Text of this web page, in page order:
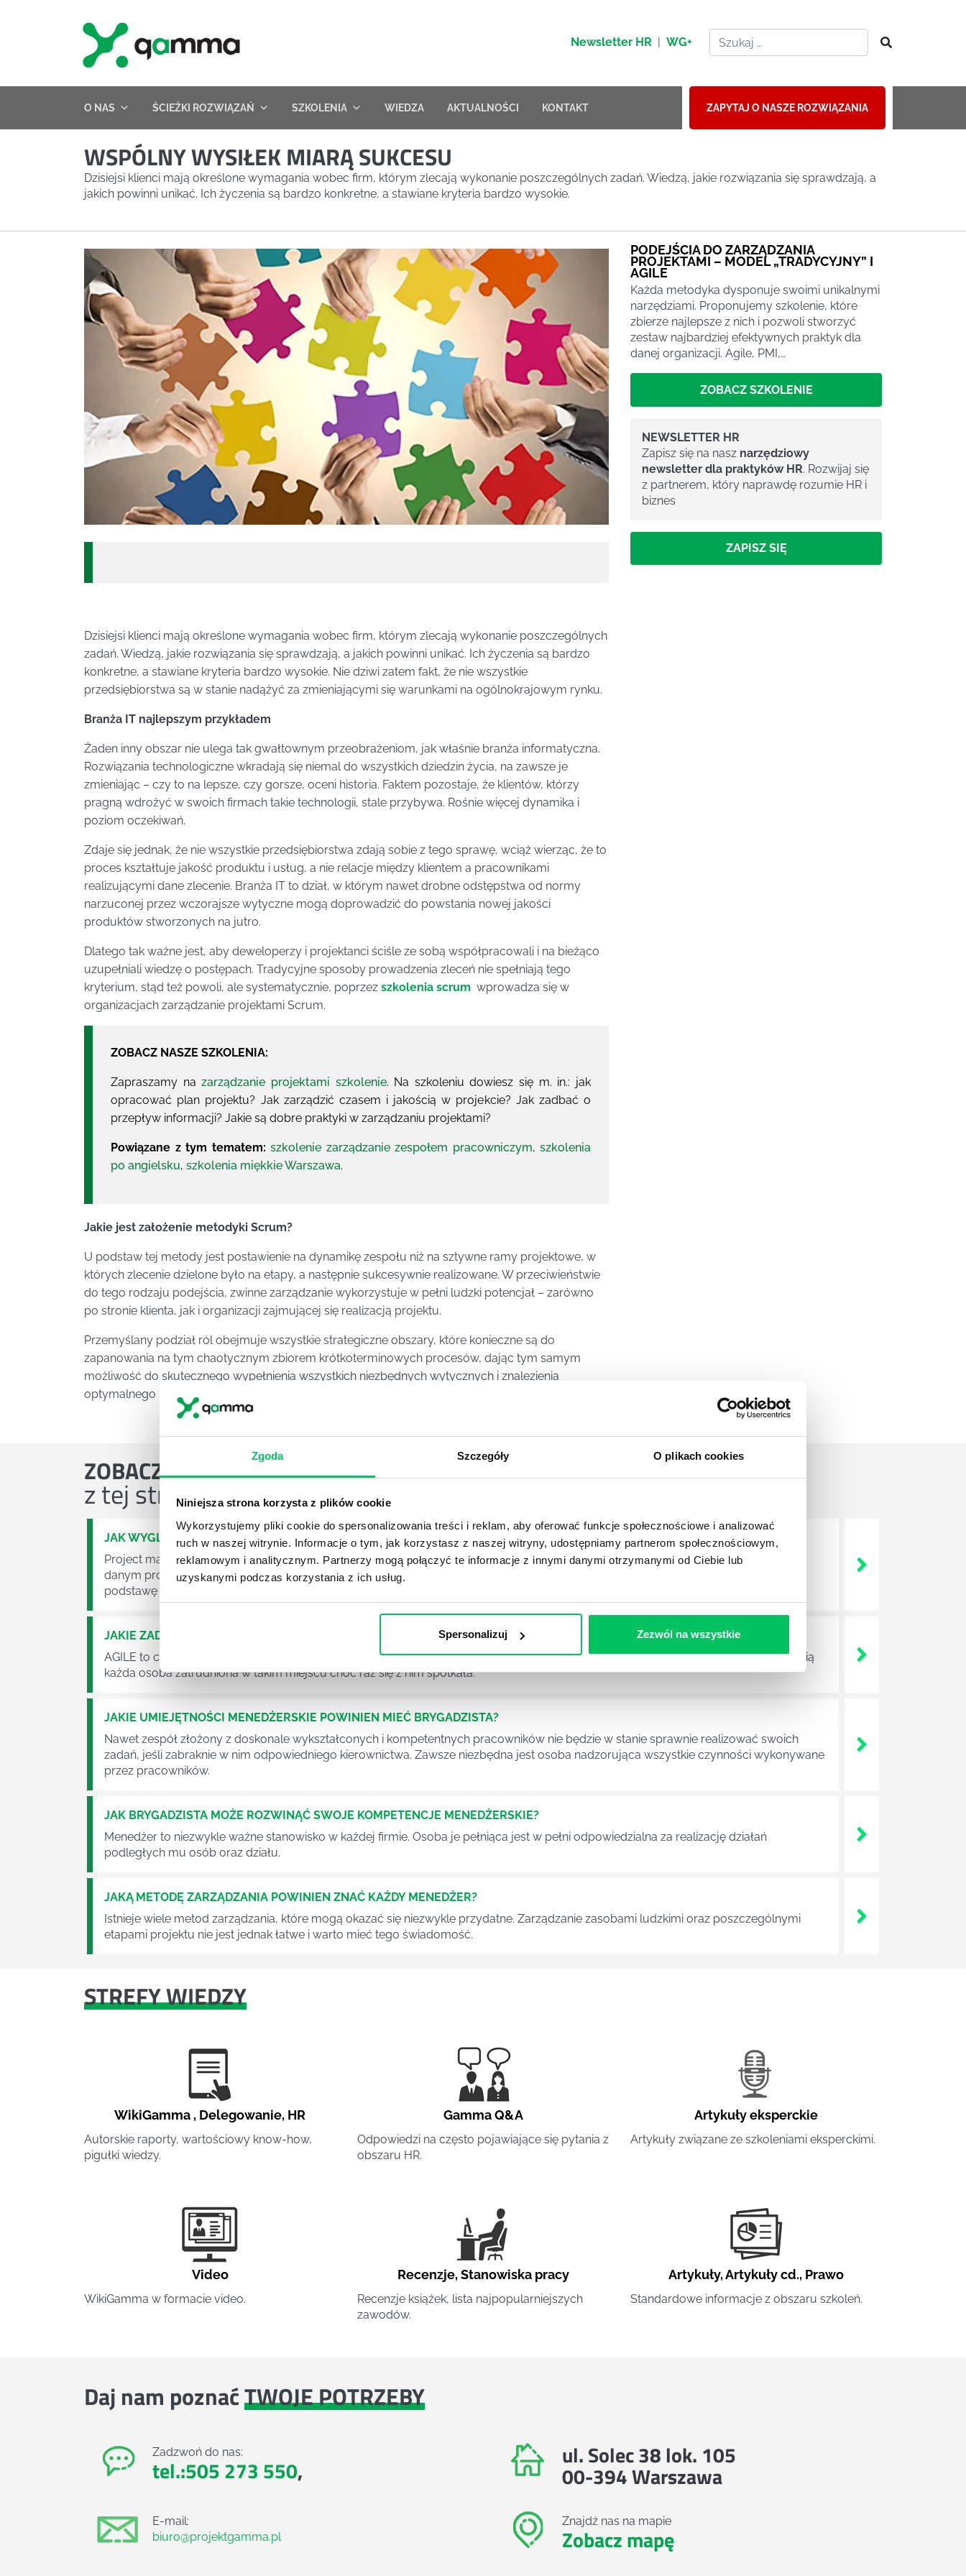
Zgoda Szczegóły O plikach cookies
Niniejsza strona korzysta z plików cookie
Wykorzystujemy pliki cookie do spersonalizowania treści i reklam, aby oferować funkcje społecznościowe i analizować
ruch w naszej witrynie. Informacje o tym, jak korzystasz z naszej witryny, udostępniamy partnerom społecznościowym,
reklamowym i analitycznym. Partnerzy mogą połączyć te informacje z innymi danymi otrzymanymi od Ciebie lub
uzyskanymi podczas korzystania z ich usług.
Spersonalizuj Zezwól na wszystkie
Newsletter HR | WG+
O NAS ŚCIEŻKI ROZWIĄZAŃ SZKOLENIA WIEDZA AKTUALNOŚCI KONTAKT ZAPYTAJ O NASZE ROZWIĄZANIA
WSPÓLNY WYSIŁEK MIARĄ SUKCESU
Dzisiejsi klienci mają określone wymagania wobec firm, którym zlecają wykonanie poszczególnych zadań. Wiedzą, jakie rozwiązania się sprawdzają, a
jakich powinni unikać. Ich życzenia są bardzo konkretne, a stawiane kryteria bardzo wysokie.
Dzisiejsi klienci mają określone wymagania wobec firm, którym zlecają wykonanie poszczególnych
zadań. Wiedzą, jakie rozwiązania się sprawdzają, a jakich powinni unikać. Ich życzenia są bardzo
konkretne, a stawiane kryteria bardzo wysokie. Nie dziwi zatem fakt, że nie wszystkie
przedsiębiorstwa są w stanie nadążyć za zmieniającymi się warunkami na ogólnokrajowym rynku.
Branża IT najlepszym przykładem
Żaden inny obszar nie ulega tak gwałtownym przeobrażeniom, jak właśnie branża informatyczna.
Rozwiązania technologiczne wkradają się niemal do wszystkich dziedzin życia, na zawsze je
zmieniając – czy to na lepsze, czy gorsze, oceni historia. Faktem pozostaje, że klientów, którzy
pragną wdrożyć w swoich firmach takie technologii, stale przybywa. Rośnie więcej dynamika i
poziom oczekiwań.
Zdaje się jednak, że nie wszystkie przedsiębiorstwa zdają sobie z tego sprawę, wciąż wierząc, że to
proces kształtuje jakość produktu i usług, a nie relacje między klientem a pracownikami
realizującymi dane zlecenie. Branża IT to dział, w którym nawet drobne odstępstwa od normy
narzuconej przez wczorajsze wytyczne mogą doprowadzić do powstania nowej jakości
produktów stworzonych na jutro.
Dlatego tak ważne jest, aby deweloperzy i projektanci ściśle ze sobą współpracowali i na bieżąco
uzupełniali wiedzę o postępach. Tradycyjne sposoby prowadzenia zleceń nie spełniają tego
kryterium, stąd też powoli, ale systematycznie, poprzez szkolenia scrum wprowadza się w
organizacjach zarządzanie projektami Scrum.
ZOBACZ NASZE SZKOLENIA:
Zapraszamy nazarządzanie projektami szkolenie. Na szkoleniu dowiesz się m. in.: jak
opracować plan projektu? Jak zarządzić czasem i jakością w projekcie? Jak zadbać o
przepływ informacji? Jakie są dobre praktyki w zarządzaniu projektami?
Powiązane z tym tematem: szkolenie zarządzanie zespołem pracowniczym, szkolenia
po angielsku, szkolenia miękkie Warszawa.
Jakie jest założenie metodyki Scrum?
U podstaw tej metody jest postawienie na dynamikę zespołu niż na sztywne ramy projektowe, w
których zlecenie dzielone było na etapy, a następnie sukcesywnie realizowane. W przeciwieństwie
do tego rodzaju podejścia, zwinne zarządzanie wykorzystuje w pełni ludzki potencjał – zarówno
po stronie klienta, jak i organizacji zajmującej się realizacją projektu.
Przemyślany podział ról obejmuje wszystkie strategiczne obszary, które konieczne są do
zapanowania na tym chaotycznym zbiorem krótkoterminowych procesów, dając tym samym
możliwość do skutecznego wypełnienia wszystkich niezbędnych wytycznych i znalezienia
optymalnego rozwiązania.
PODEJŚCIA DO ZARZĄDZANIA
PROJEKTAMI – MODEL „TRADYCYJNY” I
AGILE
Każda metodyka dysponuje swoimi unikalnymi
narzędziami. Proponujemy szkolenie, które
zbierze najlepsze z nich i pozwoli stworzyć
zestaw najbardziej efektywnych praktyk dla
danej organizacji. Agile, PMI,…
ZOBACZ SZKOLENIE
NEWSLETTER HR
Zapisz się na nasz narzędziowy
newsletter dla praktyków HR. Rozwijaj się
z partnerem, który naprawdę rozumie HR i
biznes
ZAPISZ SIĘ
ZOBACZOSTATNIE ARTYKUŁY
z tej strefy wiedzy
JAK WYGLĄDA PRACA ZESPOŁÓW PROJEKTOWYCH W ZWINNEJ METODYCE?
Project management (czyli zarządzanie projektami) to szereg czynności mających na celu zrealizowanie wszystkich związanych z
danym projektem założeń. Zajmują się nim osoby wchodzące w skład specjalnych zespołów projektowych, a ich praca stanowi
podstawę działalności wielu przedsiębiorstw.
JAKIE ZADANIA MUSZĄ ZREALIZOWAĆ PRACOWNICY ZESPOŁU PROJEKTOWEGO?
AGILE to coraz popularniejsze w każdej większej (i mniejszej) firmie pojęcie związane z realizacją projektów biznesowych. Z pewnością
każda osoba zatrudniona w takim miejscu choć raz się z nim spotkała.
JAKIE UMIEJĘTNOŚCI MENEDŻERSKIE POWINIEN MIEĆ BRYGADZISTA?
Nawet zespół złożony z doskonale wykształconych i kompetentnych pracowników nie będzie w stanie sprawnie realizować swoich
zadań, jeśli zabraknie w nim odpowiedniego kierownictwa. Zawsze niezbędna jest osoba nadzorująca wszystkie czynności wykonywane
przez pracowników.
JAK BRYGADZISTA MOŻE ROZWINĄĆ SWOJE KOMPETENCJE MENEDŻERSKIE?
Menedżer to niezwykle ważne stanowisko w każdej firmie. Osoba je pełniąca jest w pełni odpowiedzialna za realizację działań
podległych mu osób oraz działu.
JAKĄ METODĘ ZARZĄDZANIA POWINIEN ZNAĆ KAŻDY MENEDŻER?
Istnieje wiele metod zarządzania, które mogą okazać się niezwykle przydatne. Zarządzanie zasobami ludzkimi oraz poszczególnymi
etapami projektu nie jest jednak łatwe i warto mieć tego świadomość.
STREFY WIEDZY
WikiGamma , Delegowanie, HR
Autorskie raporty, wartościowy know-how,
pigułki wiedzy.
Gamma Q&A
Odpowiedzi na często pojawiające się pytania z
obszaru HR.
Artykuły eksperckie
Artykuły związane ze szkoleniami eksperckimi.
Video
WikiGamma w formacie video.
Recenzje,Stanowiska pracy
Recenzje książek, lista najpopularniejszych
zawodów.
Artykuły,Artykuły cd., Prawo
Standardowe informacje z obszaru szkoleń.
Daj nam poznaćTWOJE POTRZEBY
Zadzwoń do nas:
tel.:505 273 550,
E-mail:
biuro@projektgamma.pl
ul. Solec 38 lok. 105
00-394 Warszawa
Znajdź nas na mapie
Zobacz mapę